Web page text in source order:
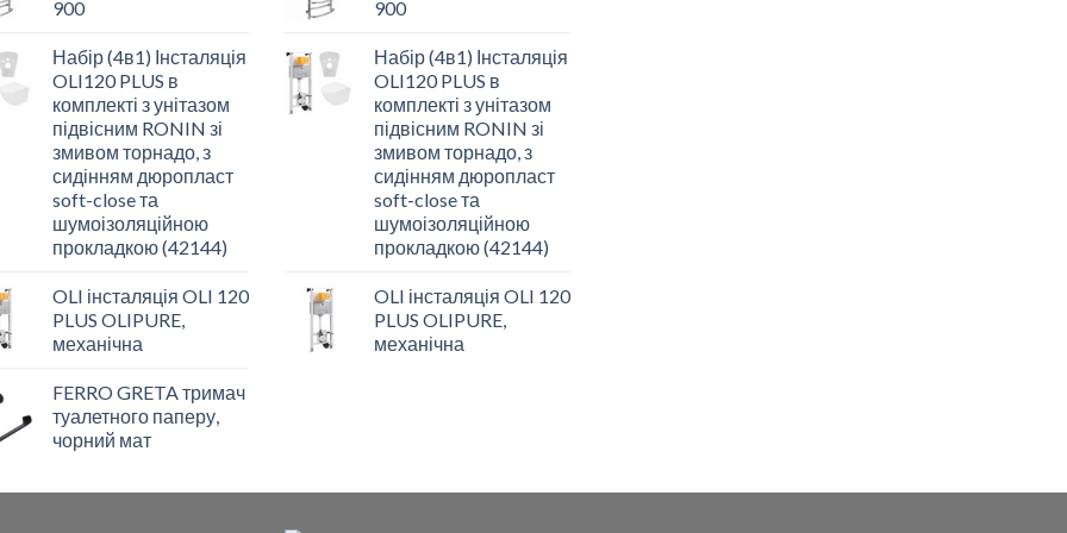
900
Набір (4в1) Інсталяція
OLI120 PLUS в
комплекті з унітазом
підвісним RONIN зі
змивом торнадо, з
сидінням дюропласт
soft-close та
шумоізоляційною
прокладкою (42144)
OLI інсталяція OLI 120
PLUS OLIPURE,
механічна
FERRO GRETA тримач
туалетного паперу,
чорний мат
900
Набір (4в1) Інсталяція
OLI120 PLUS в
комплекті з унітазом
підвісним RONIN зі
змивом торнадо, з
сидінням дюропласт
soft-close та
шумоізоляційною
прокладкою (42144)
OLI інсталяція OLI 120
PLUS OLIPURE,
механічна